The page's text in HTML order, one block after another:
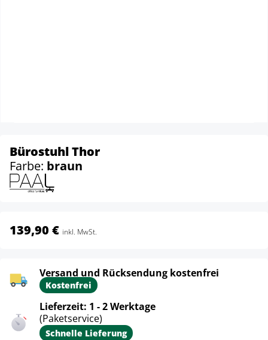
Bürostuhl Thor
Farbe: braun
139,90 € inkl. MwSt.
Versand und Rücksendung kostenfrei
Kostenfrei
Lieferzeit: 1 - 2 Werktage
(Paketservice)
Schnelle Lieferung